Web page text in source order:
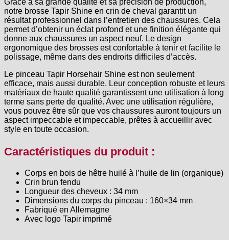
notre brosse Tapir Shine en crin de cheval garantit un
résultat professionnel dans l’entretien des chaussures. Cela
permet d’obtenir un éclat profond et une finition élégante qui
donne aux chaussures un aspect neuf. Le design
ergonomique des brosses est confortable à tenir et facilite le
polissage, même dans des endroits difficiles d’accès.
Le pinceau Tapir Horsehair Shine est non seulement
efficace, mais aussi durable. Leur conception robuste et leurs
matériaux de haute qualité garantissent une utilisation à long
terme sans perte de qualité. Avec une utilisation régulière,
vous pouvez être sûr que vos chaussures auront toujours un
aspect impeccable et impeccable, prêtes à accueillir avec
style en toute occasion.
Caractéristiques du produit :
Corps en bois de hêtre huilé à l’huile de lin (organique)
Crin brun fendu
Longueur des cheveux : 34 mm
Dimensions du corps du pinceau : 160×34 mm
Fabriqué en Allemagne
Avec logo Tapir imprimé